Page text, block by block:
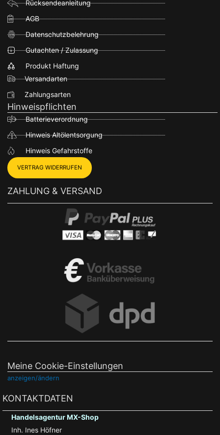
Rücksendeanleitung
AGB
Datenschutzbelehrung
Gutachten / Zulassung
Produkt Haftung
Versandarten
Zahlungsarten
Hinweispflichten
Batterieverordnung
Hinweis Altölentsorgung
Hinweis Gefahrstoffe
VERTRAG WIDERRUFEN
ZAHLUNG & VERSAND
Meine Cookie-Einstellungen
anzeigen/ändern
KONTAKTDATEN
Handelsagentur MX-Shop
Inh. Ines Höfner